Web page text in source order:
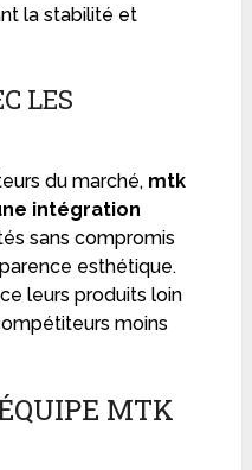
la stabilité et
LES
du marché, mtk
intégration
sans compromis
esthétique.
leurs produits loin
moins
MTK